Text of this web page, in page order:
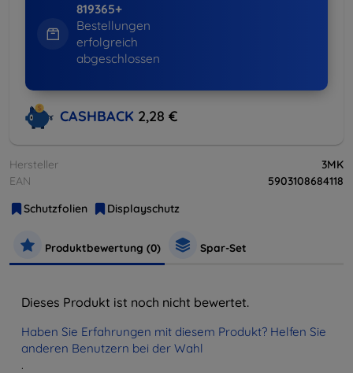
819365+
Bestellungen
erfolgreich
abgeschlossen
CASHBACK 2,28 €
Hersteller
3MK
EAN
5903108684118
Schutzfolien
Displayschutz
Produktbewertung (0) Spar-Set
Dieses Produkt ist noch nicht bewertet.
Haben Sie Erfahrungen mit diesem Produkt? Helfen Sie
anderen Benutzern bei der Wahl
.